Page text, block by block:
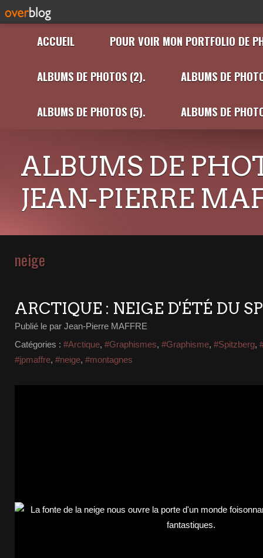
ACCUEIL POUR VOIR MON PORTFOLIO DE
ALBUMS DE PHOTOS (2). ALBUMS DE
ALBUMS DE PHOTOS (5). ALBUMS DE
ALBUMS DE
JEAN-PIERRE
neige
ARCTIQUE : NEIGE D'ÉTÉ DU
Publié le par Jean-Pierre MAFFRE
Catégories : #Arctique, #Graphismes, #Graphisme, #Spitzberg,
#jpmaffre, #neige, #montagnes